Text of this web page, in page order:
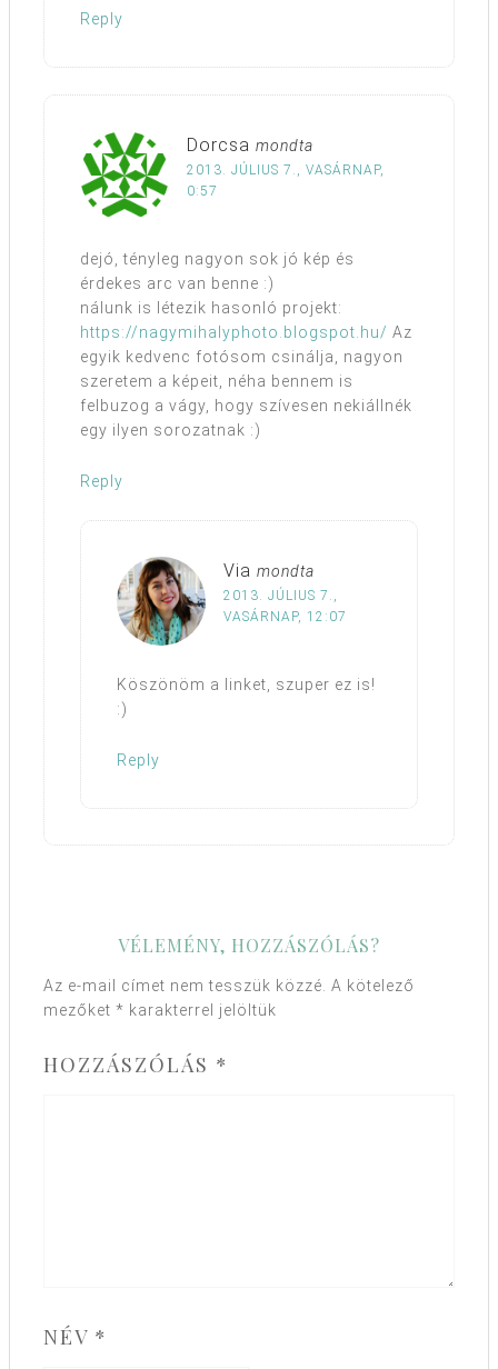
Reply
Dorcsa mondta
2013. JÚLIUS 7., VASÁRNAP,
0:57
dejó, tényleg nagyon sok jó kép és
érdekes arc van benne :)
nálunk is létezik hasonló projekt:
https://nagymihalyphoto.blogspot.hu/ Az
egyik kedvenc fotósom csinálja, nagyon
szeretem a képeit, néha bennem is
felbuzog a vágy, hogy szívesen nekiállnék
egy ilyen sorozatnak :)
Reply
Via mondta
2013. JÚLIUS 7.,
VASÁRNAP, 12:07
Köszönöm a linket, szuper ez is!
:)
Reply
VÉLEMÉNY, HOZZÁSZÓLÁS?
Az e-mail címet nem tesszük közzé. A kötelező
mezőket * karakterrel jelöltük
HOZZÁSZÓLÁS *
NÉV *